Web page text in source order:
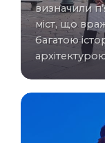
визначили
міст, що
багатою